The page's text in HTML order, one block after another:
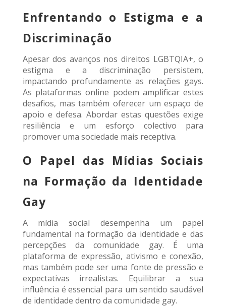
Enfrentando o Estigma e a
Discriminação
Apesar dos avanços nos direitos LGBTQIA+, o
estigma e a discriminação persistem,
impactando profundamente as relações gays.
As plataformas online podem amplificar estes
desafios, mas também oferecer um espaço de
apoio e defesa. Abordar estas questões exige
resiliência e um esforço colectivo para
promover uma sociedade mais receptiva.
O Papel das Mídias Sociais
na Formação da Identidade
Gay
A mídia social desempenha um papel
fundamental na formação da identidade e das
percepções da comunidade gay. É uma
plataforma de expressão, ativismo e conexão,
mas também pode ser uma fonte de pressão e
expectativas irrealistas. Equilibrar a sua
influência é essencial para um sentido saudável
de identidade dentro da comunidade gay.